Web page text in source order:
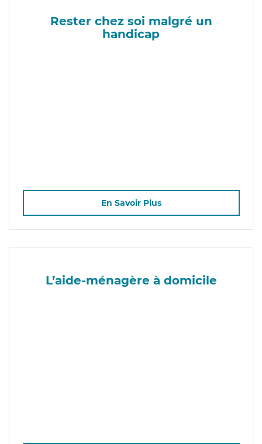
Rester chez soi malgré un
handicap
En Savoir Plus
L’aide-ménagère à domicile